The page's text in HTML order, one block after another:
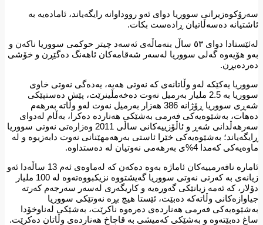
سەرۆکوەزیرانی سووریا دوای ئەو رووداوانە رایگەیاند، ئامادەیە بە
ئاشتیانە دەسەڵاتیان ڕادەست بکات.
لەئێستادا دوای ٥٣ ساڵ بنەماڵەی ئەسەد چیتر حوکمی سووریا ناکەن و
بەو هۆیەوە گەلی سووریا لەسەر شەقامەکان ئاهەنگ دەگێڕن و خۆشی
دەردەبڕن.
سووریا یەکێکە لەو وڵاتانەی کە نەوتی هەیە، یەدەگی نەوتی خاوی
سووریا بە 2.5 ملیار بەرمیل نەوت دەخەمڵینرێت، پێش دەستپێکی
شەڕی سووریا ڕۆژانە 386 هەزار بەرمیل نەوت لەو وڵاتە بەرهەم
دەهات، بەشێوەیەکی فەرمی بەشێکی هەناردە دەکرا، بەڵام لەدوای
سەرهەڵدانی شەڕ و ئاڵۆزییەکانی ساڵی 2011 وەزارەتی نەوتی سووریا
ڕایگەیاند؛ بەشێوەیەکی خێرا ئاستی بەرهەمهێنانی نەوت دابەزیوە و لە
ماوەیەکی کەمدا 4%ی بەرهەمی نەوتیان لە دەستداوە.
ئامارە نافەرمییەکان ئاماژە بەوە دەکەن کە لەماوەی ئەم 13 ساڵەدا ئەو
زیانەی بە کەرتی نەوتی سووریا گەیشتووە نزیکبووەتەوە لە 100 ملیار
دۆلار، کە ئەمە زیانێکی گەورەیە و کاریگەری لەسەر سەرجەم کەرتە
جیاوازەکانی وڵاتەکە دەبێت، ئێستا هیچ بڕە نەوتێکی سووریا
بەشێوەیەکی فەرمی هەناردەی دەرەوە ناکرێت، بەشێکی لەناوخۆدا
ساغ دەبێتەوە و بەشێکی کەمیشی بە قاچاخ هەناردەی وڵاتان دەکرێت.